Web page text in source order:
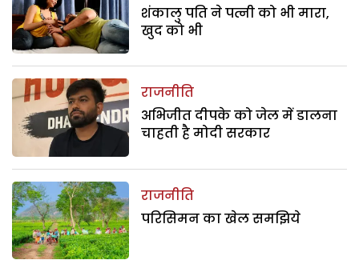
शंकालु पति ने पत्नी को भी मारा,
खुद को भी
राजनीति
अभिजीत दीपके को जेल में डालना
चाहती है मोदी सरकार
राजनीति
परिसिमन का खेल समझिये